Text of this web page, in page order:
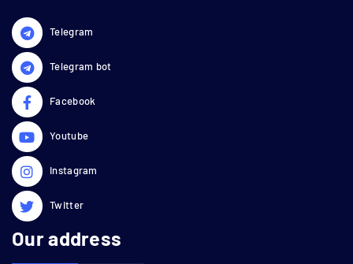
Telegram
Telegram bot
Facebook
Youtube
Instagram
Twitter
Our address